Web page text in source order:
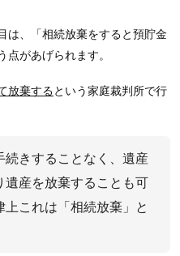
は、「相続放棄をすると預貯金
があげられます。
放棄するという家庭裁判所で行
続きすることなく、遺産
遺産を放棄することも可
上これは「相続放棄」と